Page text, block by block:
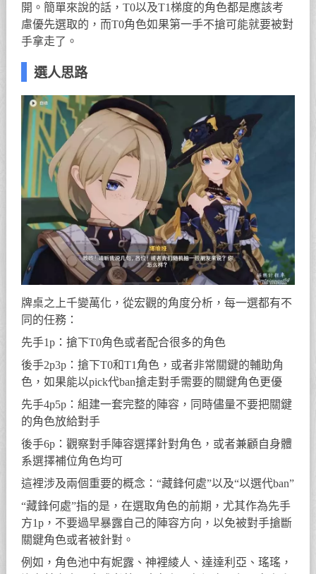
開。簡單來說的話，T0以及T1梯度的角色都是應該考
慮優先選取的，而T0角色如果第一手不搶可能就要被對
手拿走了。
選人思路
牌桌之上千變萬化，從宏觀的角度分析，每一選都有不
同的任務：
先手1p：搶下T0角色或者配合很多的角色
後手2p3p：搶下T0和T1角色，或者非常關鍵的輔助角
色，如果能以pick代ban搶走對手需要的關鍵角色更優
先手4p5p：組建一套完整的陣容，同時儘量不要把關鍵
的角色放給對手
後手6p：觀察對手陣容選擇針對角色，或者兼顧自身體
系選擇補位角色均可
這裡涉及兩個重要的概念：“藏鋒何處”以及“以選代ban”
“藏鋒何處”指的是，在選取角色的前期，尤其作為先手
方1p，不要過早暴露自己的陣容方向，以免被對手搶斷
關鍵角色或者被針對。
例如，角色池中有妮露、神裡綾人、達達利亞、瑤瑤，